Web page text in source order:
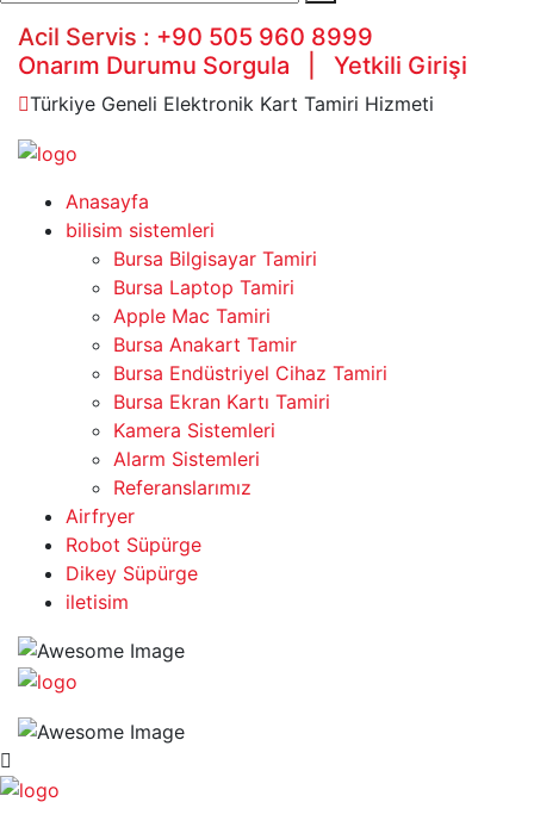
Acil Servis : +90 505 960 8999
Onarım Durumu Sorgula
Yetkili Girişi
Türkiye Geneli Elektronik Kart Tamiri Hizmeti
Anasayfa
bilisim sistemleri
Bursa Bilgisayar Tamiri
Bursa Laptop Tamiri
Apple Mac Tamiri
Bursa Anakart Tamir
Bursa Endüstriyel Cihaz Tamiri
Bursa Ekran Kartı Tamiri
Kamera Sistemleri
Alarm Sistemleri
Referanslarımız
Airfryer
Robot Süpürge
Dikey Süpürge
iletisim